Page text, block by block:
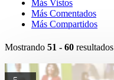
Más Vistos
Más Comentados
Más Compartidos
Mostrando 51 - 60 resultados